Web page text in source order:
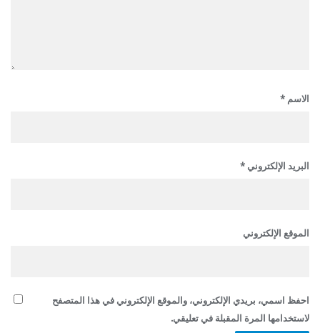
الاسم *
البريد الإلكتروني *
الموقع الإلكتروني
احفظ اسمي، بريدي الإلكتروني، والموقع الإلكتروني في هذا المتصفح
لاستخدامها المرة المقبلة في تعليقي.